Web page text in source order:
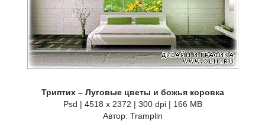
Триптих – Луговые цветы и божья коровка
Psd | 4518 x 2372 | 300 dpi | 166 MB
Автор: Tramplin